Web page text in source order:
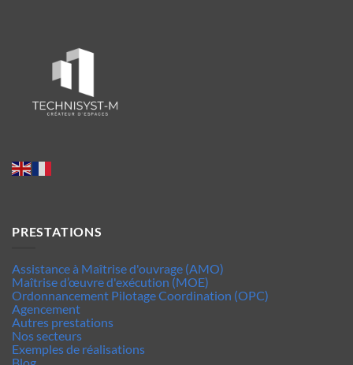
PRESTATIONS
Assistance à Maîtrise d'ouvrage (AMO)
Maîtrise d’œuvre d'exécution (MOE)
Ordonnancement Pilotage Coordination (OPC)
Agencement
Autres prestations
Nos secteurs
Exemples de réalisations